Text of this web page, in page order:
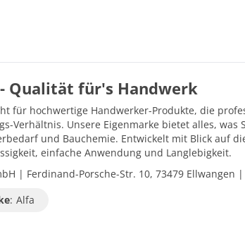
Qualität für's Handwerk
für hochwertige Handwerker-Produkte, die
Verhältnis. Unsere Eigenmarke bietet alles,
und Bauchemie. Entwickelt mit Blick auf
einfache Anwendung und Langlebigkeit.
| Ferdinand-Porsche-Str. 10, 73479 Ellwangen
: Alfa